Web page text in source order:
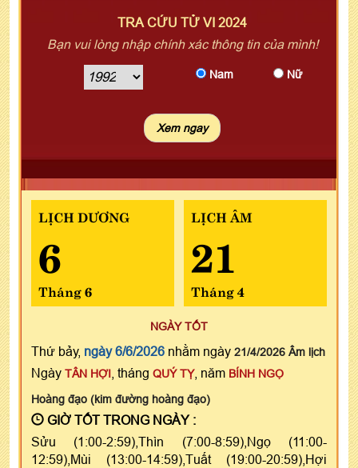
TRA CỨU TỬ VI 2024
Bạn vui lòng nhập chính xác thông tin của mình!
Nam Nữ
LỊCH DƯƠNG
6
Tháng 6
LỊCH ÂM
21
Tháng 4
NGÀY TỐT
Thứ bảy, ngày 6/6/2026 nhằm ngày 21/4/2026 Âm lịch
Ngày TÂN HỢI , tháng QUÝ TỴ, năm BÍNH NGỌ
Hoàng đạo (kim đường hoàng đạo)
GIỜ TỐT TRONG NGÀY :
Sửu (1:00-2:59),Thìn (7:00-8:59),Ngọ (11:00-
12:59),Mùi (13:00-14:59),Tuất (19:00-20:59),Hợi